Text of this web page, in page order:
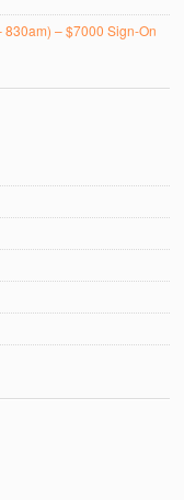
– $7000 Sign-On